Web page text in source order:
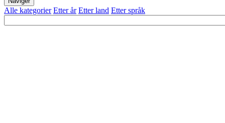
Alle kategorier Etter år Etter land Etter språk